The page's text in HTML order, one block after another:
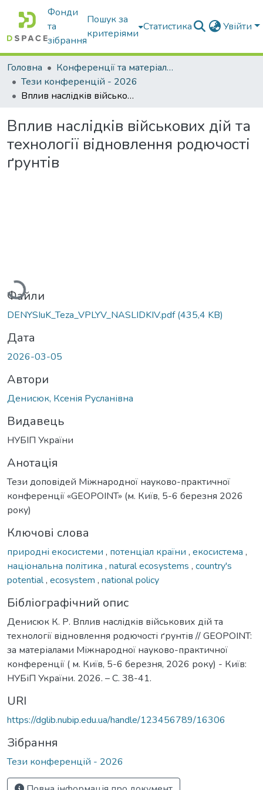
Фонди
та
зібрання
Пошук за
критеріями
Статистика Увійти
Головна
Конференції та матеріали конференцій
Тези конференцій - 2026
Вплив наслідків військових дій та технології відновлення родючості ґрунтів
Вплив наслідків військових дій та
технології відновлення родючості
ґрунтів
Файли
DENYSIuK_Teza_VPLYV_NASLIDKIV.pdf(435,4 KB)
Дата
2026-03-05
Автори
Денисюк, Ксенія Русланівна
Видавець
НУБІП України
Анотація
Тези доповідей Міжнародної науково-практичної
конференції «GEOPOINT» (м. Київ, 5-6 березня 2026
року)
Ключові слова
природні екосистеми , потенціал країни , екосистема ,
національна політика , natural ecosystems , country's
potential, ecosystem , national policy
Бібліографічний опис
Денисюк К. Р. Вплив наслідків військових дій та
технології відновлення родючості ґрунтів // GEOPOINT:
за матеріалами Міжнародної науково-практичної
конференції ( м. Київ, 5-6 березня, 2026 року) - Київ:
НУБіП України. 2026. – С. 38-41.
URI
https://dglib.nubip.edu.ua/handle/123456789/16306
Зібрання
Тези конференцій - 2026